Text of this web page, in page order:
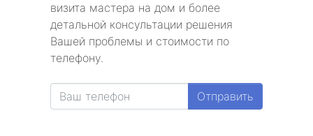
визита мастера на дом и более
детальной консультации решения
Вашей проблемы и стоимости по
телефону.
Отправить